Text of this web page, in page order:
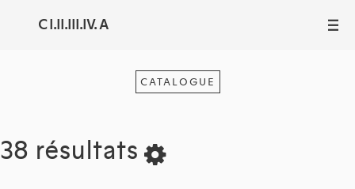
C I.II.III.IV. A III
CATALOGUE
38 résultats